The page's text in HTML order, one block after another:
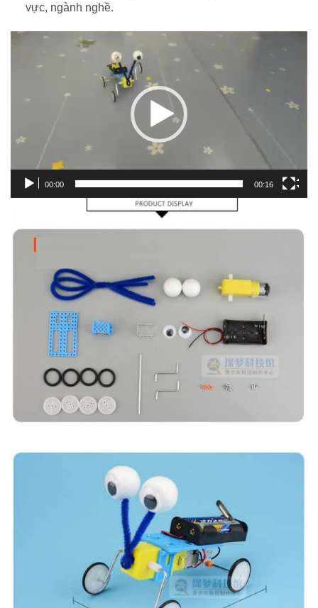
vực, ngành nghề.
00:00 00:16